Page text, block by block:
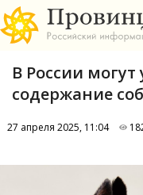
В России
содержание
27 апреля 2025, 11:04